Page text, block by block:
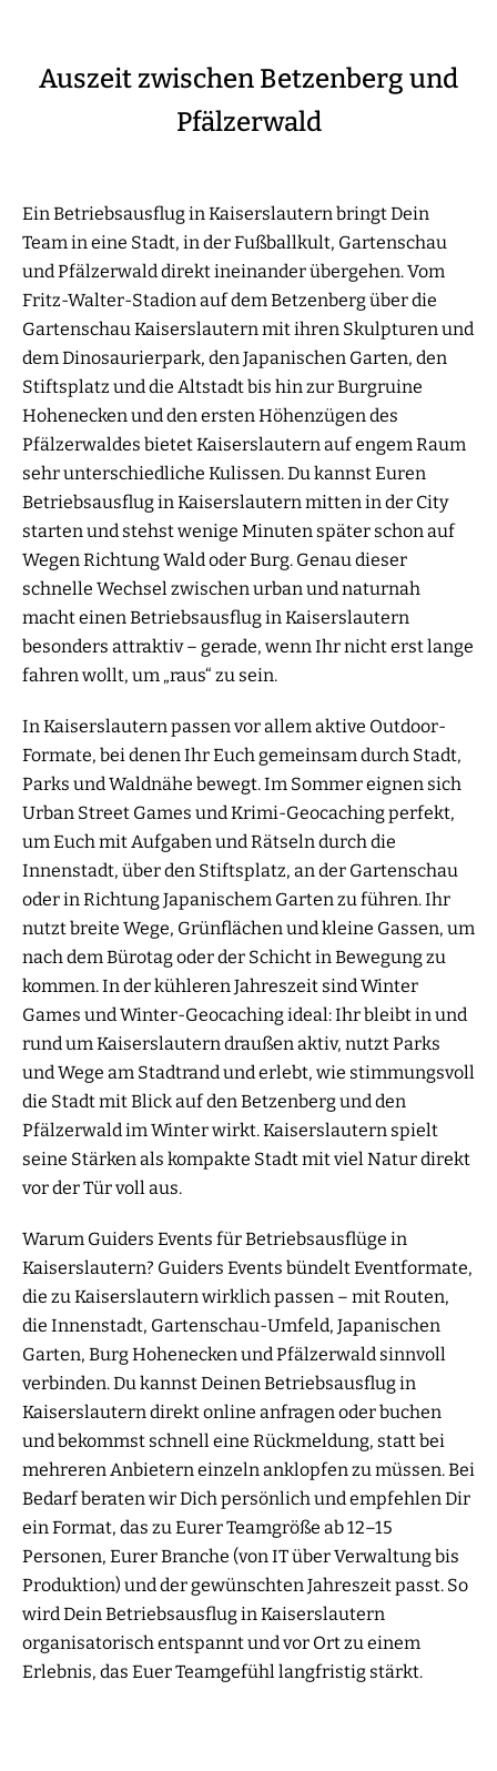
Auszeit zwischen Betzenberg und
Pfälzerwald
Ein Betriebsausflug in Kaiserslautern bringt Dein
Team in eine Stadt, in der Fußballkult, Gartenschau
und Pfälzerwald direkt ineinander übergehen. Vom
Fritz-Walter-Stadion auf dem Betzenberg über die
Gartenschau Kaiserslautern mit ihren Skulpturen und
dem Dinosaurierpark, den Japanischen Garten, den
Stiftsplatz und die Altstadt bis hin zur Burgruine
Hohenecken und den ersten Höhenzügen des
Pfälzerwaldes bietet Kaiserslautern auf engem Raum
sehr unterschiedliche Kulissen. Du kannst Euren
Betriebsausflug in Kaiserslautern mitten in der City
starten und stehst wenige Minuten später schon auf
Wegen Richtung Wald oder Burg. Genau dieser
schnelle Wechsel zwischen urban und naturnah
macht einen Betriebsausflug in Kaiserslautern
besonders attraktiv – gerade, wenn Ihr nicht erst lange
fahren wollt, um „raus“ zu sein.
In Kaiserslautern passen vor allem aktive Outdoor-
Formate, bei denen Ihr Euch gemeinsam durch Stadt,
Parks und Waldnähe bewegt. Im Sommer eignen sich
Urban Street Games und Krimi-Geocaching perfekt,
um Euch mit Aufgaben und Rätseln durch die
Innenstadt, über den Stiftsplatz, an der Gartenschau
oder in Richtung Japanischem Garten zu führen. Ihr
nutzt breite Wege, Grünflächen und kleine Gassen, um
nach dem Bürotag oder der Schicht in Bewegung zu
kommen. In der kühleren Jahreszeit sind Winter
Games und Winter-Geocaching ideal: Ihr bleibt in und
rund um Kaiserslautern draußen aktiv, nutzt Parks
und Wege am Stadtrand und erlebt, wie stimmungsvoll
die Stadt mit Blick auf den Betzenberg und den
Pfälzerwald im Winter wirkt. Kaiserslautern spielt
seine Stärken als kompakte Stadt mit viel Natur direkt
vor der Tür voll aus.
Warum Guiders Events für Betriebsausflüge in
Kaiserslautern? Guiders Events bündelt Eventformate,
die zu Kaiserslautern wirklich passen – mit Routen,
die Innenstadt, Gartenschau-Umfeld, Japanischen
Garten, Burg Hohenecken und Pfälzerwald sinnvoll
verbinden. Du kannst Deinen Betriebsausflug in
Kaiserslautern direkt online anfragen oder buchen
und bekommst schnell eine Rückmeldung, statt bei
mehreren Anbietern einzeln anklopfen zu müssen. Bei
Bedarf beraten wir Dich persönlich und empfehlen Dir
ein Format, das zu Eurer Teamgröße ab 12–15
Personen, Eurer Branche (von IT über Verwaltung bis
Produktion) und der gewünschten Jahreszeit passt. So
wird Dein Betriebsausflug in Kaiserslautern
organisatorisch entspannt und vor Ort zu einem
Erlebnis, das Euer Teamgefühl langfristig stärkt.